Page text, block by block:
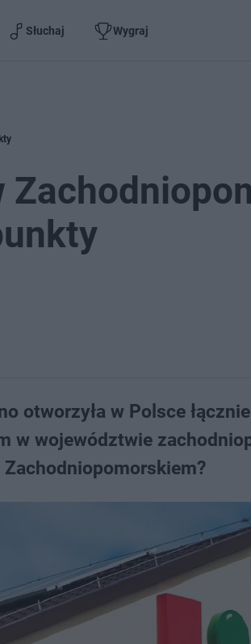
Słuchaj Wygraj
otworzyła w Polsce
w województwie